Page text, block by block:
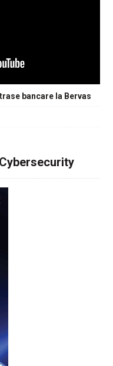
bancare la Bervas